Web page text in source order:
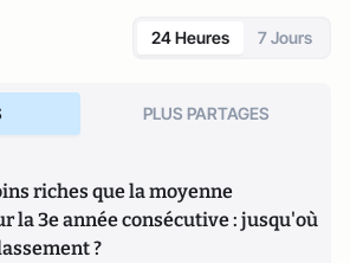
24 Heures 7 Jours
PLUS PARTAGES
riches que la moyenne
la 3e année consécutive : jusqu'où
?